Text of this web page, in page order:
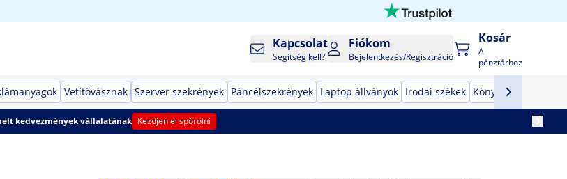
Kapcsolat
Segítség kell?
Fiókom
Bejelentkezés/Regisztráció
Kosár
A
pénztárhoz
Vetítővásznak Szerver szekrények Páncélszekrények Laptop állványok Irodai székek Könyvespolcok
kedvezmények vállalatának Kezdjen el spórolni